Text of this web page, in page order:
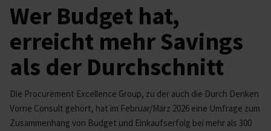
Wer Budget hat,
erreicht mehr Savings
als der Durchschnitt
Die Procurement Excellence Group, zu der auch die Durch Denken
Vorne Consult gehört, hat im Februar/März 2026 eine Umfrage zum
Zusammenhang von Budget und Einkaufserfolg bei mehr als 300